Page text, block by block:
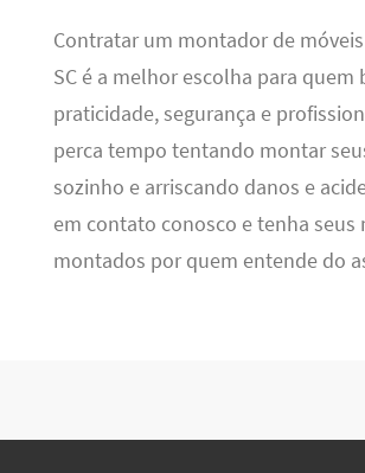
Contratar um montador de
SC é a melhor escolha para quem
praticidade, segurança e
perca tempo tentando montar
sozinho e arriscando danos e
em contato conosco e tenha seus
montados por quem entende do